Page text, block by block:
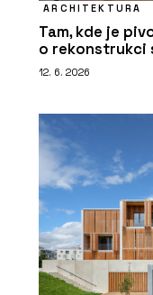
ARCHITEKTURA
Tam, kde je
o rekonstrukci
12. 6. 2026